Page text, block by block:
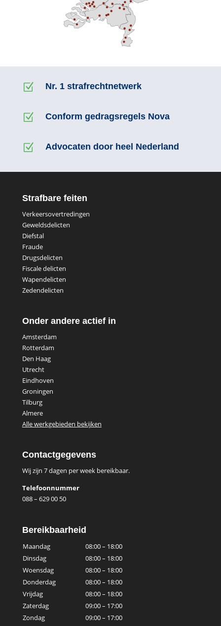
Z Nr. 1 strafrechtnetwerk
Z Conform gedragsregels Nova
Z Advocaten door heel Nederland
Strafbare feiten
Verkeersovertredingen
Geweldsdelicten
Diefstal
Fraude
Drugsdelicten
Fiscale delicten
Wapendelicten
Zedendelicten
Onder andere actief in
Amsterdam
Rotterdam
Den Haag
Utrecht
Eindhoven
Groningen
Tilburg
Almere
Alle werkgebieden bekijken
Contactgegevens
Wij zijn 7 dagen per week bereikbaar.
Telefoonnummer
088 – 629 00 50
Bereikbaarheid
Maandag
08:00 – 18:00
Dinsdag
08:00 – 18:00
Woensdag
08:00 – 18:00
Donderdag
08:00 – 18:00
Vrijdag
08:00 – 18:00
Zaterdag
09:00 – 17:00
Zondag
09:00 – 17:00